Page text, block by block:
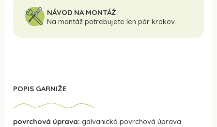
NÁVOD NA MONTÁŽ
Na montáž potrebujete len pár krokov.
POPIS GARNIŽE
povrchová úprava: galvanická povrchová úprava